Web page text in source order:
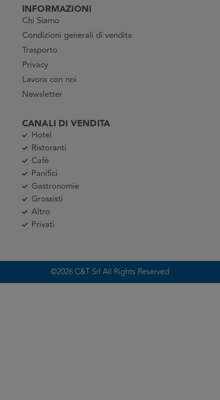
INFORMAZIONI
Chi Siamo
Condizioni generali di vendita
Trasporto
Privacy
Lavora con noi
Newsletter
CANALI DI VENDITA
Hotel
Ristoranti
Café
Panifici
Gastronomie
Grossisti
Altro
Privati
©2026 C&T Srl All Rights Reserved